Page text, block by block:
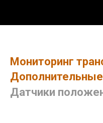
Мониторинг
Датчики